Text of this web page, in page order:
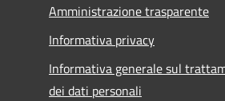
Amministrazione trasparente
Informativa privacy
Informativa generale sul
dei dati personali